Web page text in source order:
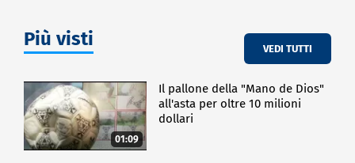
Più visti VEDI TUTTI
01:09
Il pallone della "Mano de Dios"
all'asta per oltre 10 milioni
dollari